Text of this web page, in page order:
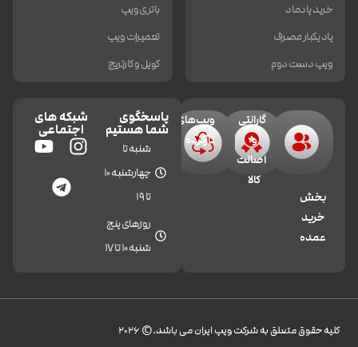
خرید پادماد
پاد یکبار مصرف
ویپ دست دوم
باتری ویپ
تعمیرات ویپ
کویل و کارتریج
بخش
خرید
عمده
گارانتی
و
اصالت
کالا
ویپ‌های
کارکرده
پاسخگوی
شما هستیم
شنبه تا
چهارشنبه 10
تا 19
روزهای پنج
شنبه 10 تا 17
شبکه های
اجتماعی
کليه حقوق متعلق به شرکت ویپ ایران می باشد.© 2026